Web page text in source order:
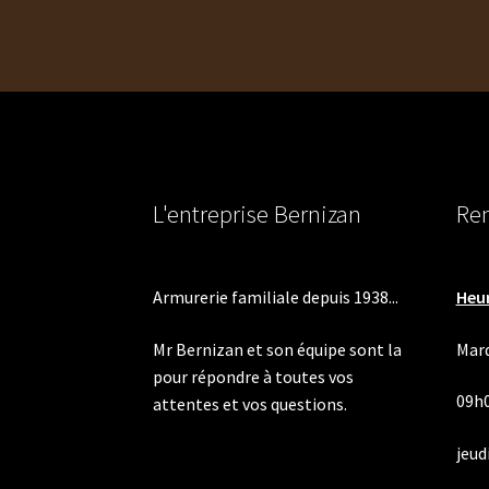
L'entreprise Bernizan
Armurerie familiale depuis 1938...
Mr Bernizan et son équipe sont la
pour répondre à toutes vos
attentes et vos questions.